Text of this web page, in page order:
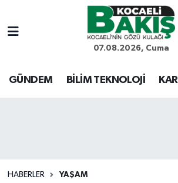
07.08.2026, Cuma
GÜNDEM BİLİM TEKNOLOJİ
HABERLER YAŞAM
Kocaeli Nöbetçi Eczaneler
Kocaeli Hava Durumu